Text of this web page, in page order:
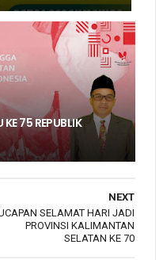
75 REPUBLIK
NEXT
SELAMAT HARI JADI
PROVINSI KALIMANTAN
SELATAN KE 70